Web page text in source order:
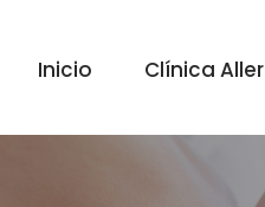
Inicio Clínica Aller